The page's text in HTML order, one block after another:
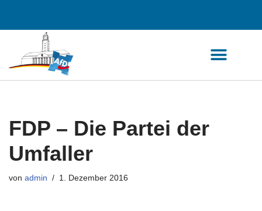
Zum
springen
FDP – Die Partei der
Umfaller
von admin 1. Dezember 2016